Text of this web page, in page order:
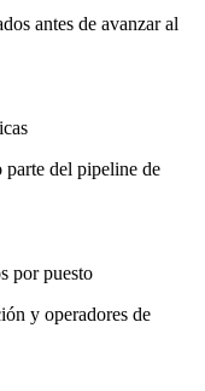
antes de avanzar al
del pipeline de
por puesto
y operadores de